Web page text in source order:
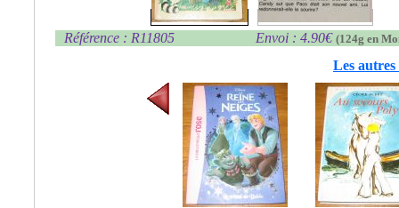
Référence : R11805 Envoi : 4.90€ (124g en
Les autres